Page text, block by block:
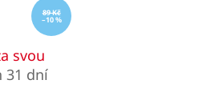
89 Kč
–10 %
svou
31 dní